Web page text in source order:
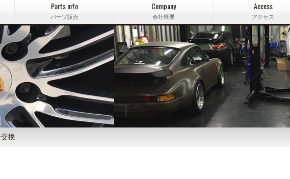
Parts info
パーツ販売
Company
会社概要
Access
アクセス
換